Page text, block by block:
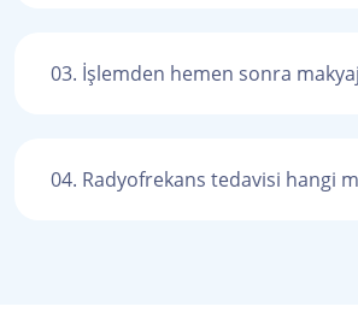
03. İşlemden hemen sonra
04. Radyofrekans tedavisi hangi